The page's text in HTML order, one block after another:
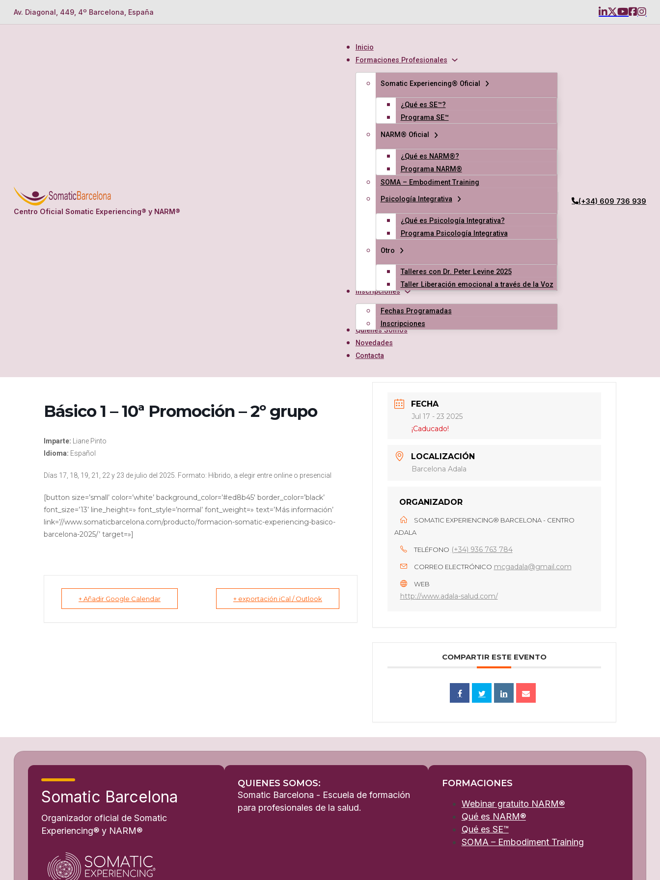
Av. Diagonal, 449, 4º Barcelona, España
Centro Oficial Somatic Experiencing® y NARM®
Inicio
Formaciones Profesionales
Somatic Experiencing® Oficial
¿Qué es SE™?
Programa SE™
NARM® Oficial
¿Qué es NARM®?
Programa NARM®
SOMA – Embodiment Training
Psicología Integrativa
¿Qué es Psicología Integrativa?
Programa Psicología Integrativa
Otro
Talleres con Dr. Peter Levine 2025
Taller Liberación emocional a través de la Voz
Inscripciones
Fechas Programadas
Inscripciones
Quiénes Somos
Novedades
Contacta
(+34) 609 736 939
Básico 1 – 10ª Promoción – 2º grupo
Imparte: Liane Pinto
Idioma: Español
Días 17, 18, 19, 21, 22 y 23 de julio del 2025. Formato: Híbrido, a elegir entre online o presencial
[button size=’small’ color=’white’ background_color=’#ed8b45′ border_color=’black’
font_size=’13’ line_height=» font_style=’normal’ font_weight=» text=’Más información’
link=’//www.somaticbarcelona.com/producto/formacion-somatic-experiencing-basico-
barcelona-2025/’ target=»]
+ Añadir Google Calendar + exportación iCal / Outlook
FECHA
Jul 17 - 23 2025
¡Caducado!
LOCALIZACIÓN
Barcelona Adala
ORGANIZADOR
SOMATIC EXPERIENCING® BARCELONA - CENTRO
ADALA
TELÉFONO (+34) 936 763 784
CORREO ELECTRÓNICO mcgadala@gmail.com
WEB
http://www.adala-salud.com/
COMPARTIR ESTE EVENTO
Somatic Barcelona
Organizador oficial de Somatic
Experiencing® y NARM®
QUIENES SOMOS:
Somatic Barcelona - Escuela de formación
para profesionales de la salud.
FORMACIONES
Webinar gratuito NARM®
Qué es NARM®
Qué es SE™
SOMA – Embodiment Training